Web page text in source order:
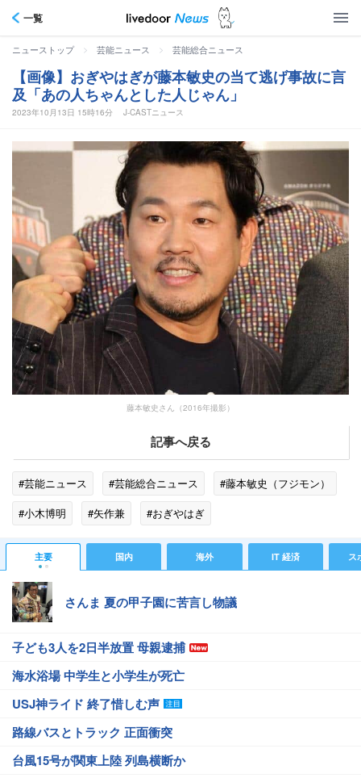
一覧
ニューストップ > 芸能ニュース > 芸能総合ニュース
【画像】おぎやはぎが藤本敏史の当て逃げ事故に言
及「あの人ちゃんとした人じゃん」
2023年10月13日 15時16分 J-CASTニュース
藤本敏史さん（2016年撮影）
記事へ戻る
#芸能ニュース #芸能総合ニュース
#藤本敏史（フジモン）
#小木博明
#矢作兼
#おぎやはぎ
#おぎやはぎのメガネびいき
#エンタメ・芸能ニュース
主要 国内 海外 IT 経済 ス
さんま 夏の甲子園に苦言し物議
子ども3人を2日半放置 母親逮捕
海水浴場 中学生と小学生が死亡
USJ神ライド 終了惜しむ声
路線バスとトラック 正面衝突
台風15号が関東上陸 列島横断か